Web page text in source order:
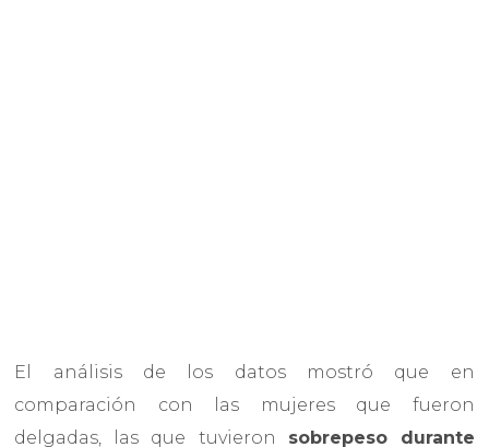
El análisis de los datos mostró que en
comparación con las mujeres que fueron
delgadas, las que tuvieron sobrepeso durante